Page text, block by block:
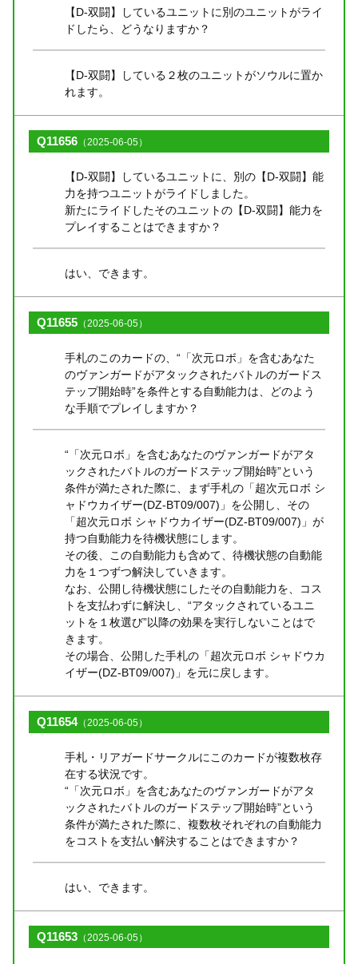
【D-双闘】しているユニットに別のユニットがライ
ドしたら、どうなりますか？
【D-双闘】している２枚のユニットがソウルに置か
れます。
Q11656 （2025-06-05）
【D-双闘】しているユニットに、別の【D-双闘】能
力を持つユニットがライドしました。
新たにライドしたそのユニットの【D-双闘】能力を
プレイすることはできますか？
はい、できます。
Q11655 （2025-06-05）
手札のこのカードの、“「次元ロボ」を含むあなた
のヴァンガードがアタックされたバトルのガードス
テップ開始時”を条件とする自動能力は、どのよう
な手順でプレイしますか？
“「次元ロボ」を含むあなたのヴァンガードがアタ
ックされたバトルのガードステップ開始時”という
条件が満たされた際に、まず手札の「超次元ロボ シ
ャドウカイザー(DZ-BT09/007)」を公開し、その
「超次元ロボ シャドウカイザー(DZ-BT09/007)」が
持つ自動能力を待機状態にします。
その後、この自動能力も含めて、待機状態の自動能
力を１つずつ解決していきます。
なお、公開し待機状態にしたその自動能力を、コス
トを支払わずに解決し、“アタックされているユニ
ットを１枚選び”以降の効果を実行しないことはで
きます。
その場合、公開した手札の「超次元ロボ シャドウカ
イザー(DZ-BT09/007)」を元に戻します。
Q11654（2025-06-05）
手札・リアガードサークルにこのカードが複数枚存
在する状況です。
“「次元ロボ」を含むあなたのヴァンガードがアタ
ックされたバトルのガードステップ開始時”という
条件が満たされた際に、複数枚それぞれの自動能力
をコストを支払い解決することはできますか？
はい、できます。
Q11653 （2025-06-05）